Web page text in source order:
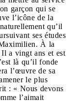
garçon qui se
l’icône de la
qu’il
ses études
À la
a vingt ans et est
là qu’il fonde
l’œuvre de sa
le plus
: « Nous devons
l’aimait